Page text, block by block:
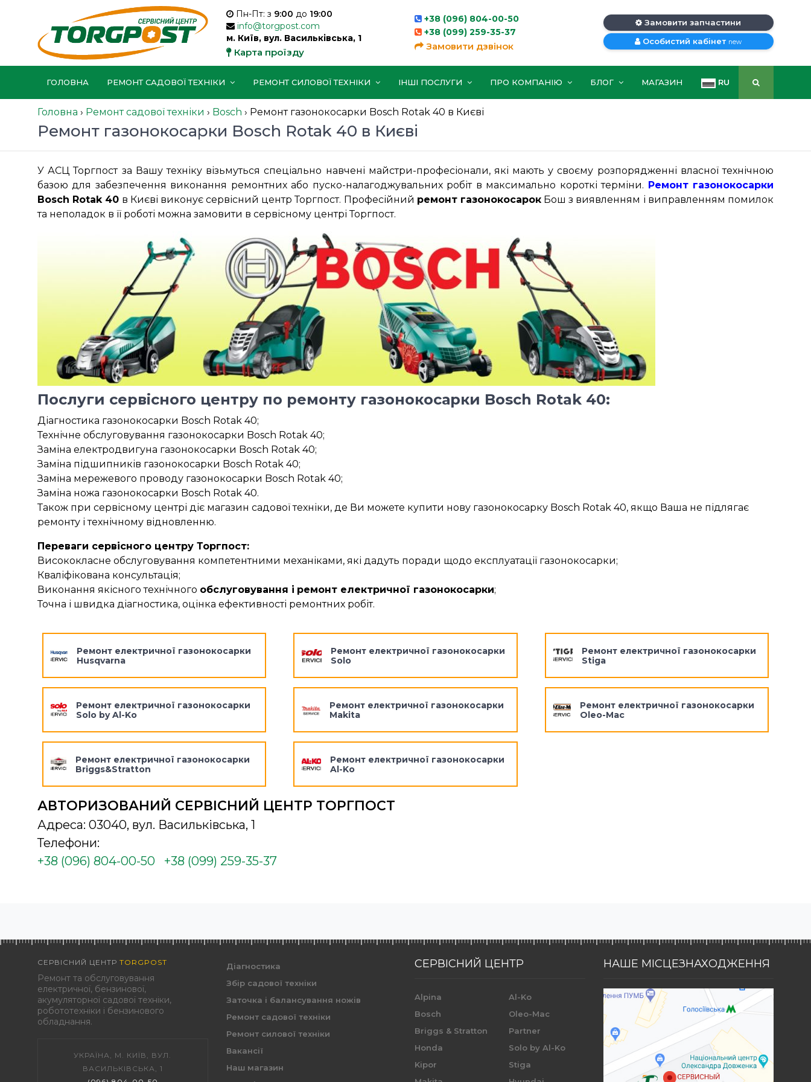
Пн-Пт: з 9:00 до 19:00
info@torgpost.com
м. Київ, вул. Васильківська, 1
Карта проїзду
+38 (096) 804-00-50
+38 (099) 259-35-37
Замовити дзвінок
Замовити запчастини
Особистий кабінет new
ГОЛОВНА РЕМОНТ САДОВОЇ ТЕХНІКИ РЕМОНТ СИЛОВОЇ ТЕХНІКИ ІНШІ ПОСЛУГИ ПРО КОМПАНІЮ БЛОГ МАГАЗИН RU
Головна › Ремонт садової техніки › Bosch › Ремонт газонокосарки Bosch Rotak 40 в Києві
Ремонт газонокосарки Bosch Rotak 40 в Києві
У АСЦ Торгпост за Вашу техніку візьмуться спеціально навчені майстри-професіонали, які мають у своєму розпорядженні власної технічною
базою для забезпечення виконання ремонтних або пуско-налагоджувальних робіт в максимально короткі терміни. Ремонт газонокосарки
Bosch Rotak 40 в Києві виконує сервісний центр Торгпост. Професійний ремонт газонокосарокБош з виявленням і виправленням помилок
та неполадок в її роботі можна замовити в сервісному центрі Торгпост.
Послуги сервісного центру по ремонту газонокосарки Bosch Rotak 40:
Діагностика газонокосарки Bosch Rotak 40;
Технічне обслуговування газонокосарки Bosch Rotak 40;
Заміна електродвигуна газонокосарки Bosch Rotak 40;
Заміна підшипників газонокосарки Bosch Rotak 40;
Заміна мережевого проводу газонокосарки Bosch Rotak 40;
Заміна ножа газонокосарки Bosch Rotak 40.
Також при сервісному центрі діє магазин садової техніки, де Ви можете купити нову газонокосарку Bosch Rotak 40, якщо Ваша не підлягає
ремонту і технічному відновленню.
Переваги сервісного центру Торгпост:
Висококласне обслуговування компетентними механіками, які дадуть поради щодо експлуатації газонокосарки;
Кваліфікована консультація;
Виконання якісного технічного обслуговування і ремонт електричної газонокосарки;
Точна і швидка діагностика, оцінка ефективності ремонтних робіт.
Ремонт електричної газонокосарки
Husqvarna
Ремонт електричної газонокосарки
Solo by Al-Ko
Ремонт електричної газонокосарки
Briggs&Stratton
Ремонт електричної газонокосарки
Solo
Ремонт електричної газонокосарки
Makita
Ремонт електричної газонокосарки
Al-Ko
Ремонт електричної газонокосарки
Stiga
Ремонт електричної газонокосарки
Oleo-Mac
АВТОРИЗОВАНИЙ СЕРВІСНИЙ ЦЕНТР ТОРГПОСТ
Адреса: 03040, вул. Васильківська, 1
Телефони:
+38 (096) 804-00-50
+38 (099) 259-35-37
СЕРВІСНИЙ ЦЕНТР TORGPOST
Ремонт та обслуговування
електричної, бензинової,
акумуляторної садової техніки,
робототехніки і бензинового
обладнання.
УКРАЇНА, М. КИЇВ, ВУЛ.
ВАСИЛЬКІВСЬКА, 1
Діагностика
Збір садової техніки
Заточка і балансування ножів
Ремонт садової техніки
Ремонт силової техніки
Вакансії
Наш магазин
СЕРВІСНИЙ ЦЕНТР
Alpina
Bosch
Briggs & Stratton
Honda
Kipor
Al-Ko
Oleo-Mac
Partner
Solo by Al-Ko
Stiga
НАШЕ МІСЦЕЗНАХОДЖЕННЯ